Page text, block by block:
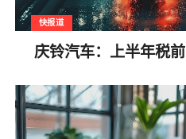
快报道
庆铃汽车：上半年税